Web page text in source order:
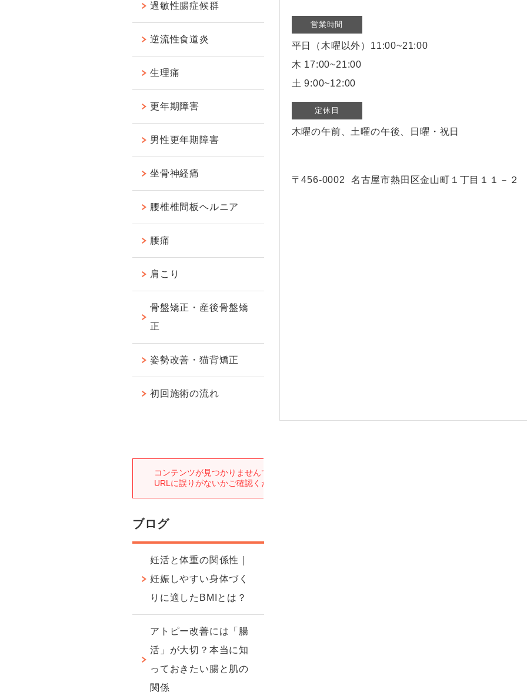
営業時間
平日（木曜以外）11:00~21:00
木 17:00~21:00
土 9:00~12:00
定休日
木曜の午前、土曜の午後、日曜・祝日
〒456-0002 名古屋市熱田区金山町１丁目１１－
過敏性腸症候群
逆流性食道炎
生理痛
更年期障害
男性更年期障害
坐骨神経痛
腰椎椎間板ヘルニア
腰痛
肩こり
骨盤矯正・産後骨盤矯
正
姿勢改善・猫背矯正
初回施術の流れ
ブログ
妊活と体重の関係性｜
妊娠しやすい身体づく
りに適したBMIとは？
アトピー改善には「腸
活」が大切？本当に知
っておきたい腸と肌の
関係